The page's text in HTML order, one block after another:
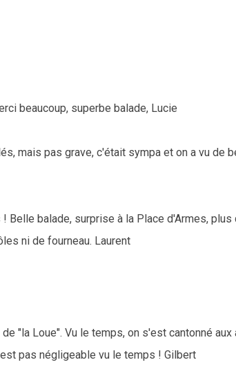
beaucoup, superbe balade, Lucie
mais pas grave, c'était sympa et on a vu de
Belle balade, surprise à la Place d'Armes,
ni de fourneau. Laurent
"la Loue". Vu le temps, on s'est cantonné
pas négligeable vu le temps ! Gilbert